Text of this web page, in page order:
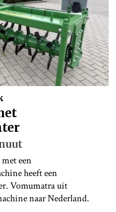
een
heeft een
Vomumatra uit
naar Nederland.